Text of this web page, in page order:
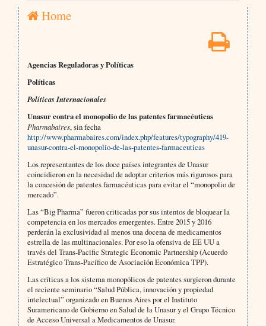
Home
Agencias Reguladoras y Políticas
Políticas
Políticas Internacionales
Unasur contra el monopolio de las patentes farmacéuticas
Pharmabaires, sin fecha
http://www.pharmabaires.com/index.php/features/typography/419-
unasur-contra-el-monopolio-de-las-patentes-farmaceuticas
Los representantes de los doce países integrantes de Unasur
coincidieron en la necesidad de adoptar criterios más rigurosos para
la concesión de patentes farmacéuticas para evitar el “monopolio de
mercado”.
Las “Big Pharma” fueron criticadas por sus intentos de bloquear la
competencia en los mercados emergentes. Entre 2015 y 2016
perderán la exclusividad al menos una docena de medicamentos
estrella de las multinacionales. Por eso la ofensiva de EE UU a
través del Trans-Pacific Strategic Economic Partnership (Acuerdo
Estratégico Trans-Pacífico de Asociación Económica TPP).
Las críticas a los sistema monopólicos de patentes surgieron durante
el reciente seminario “Salud Pública, innovación y propiedad
intelectual” organizado en Buenos Aires por el Instituto
Suramericano de Gobierno en Salud de la Unasur y el Grupo Técnico
de Acceso Universal a Medicamentos de Unasur.